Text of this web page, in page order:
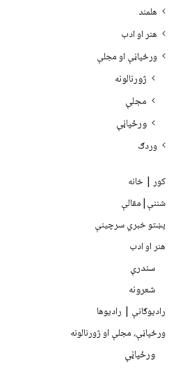
هلمند
هنر او ادب
ورځپاڼې او مجلې
ژورنالونه
مجلې
ورځپاڼې
وردګ
کور | خانه
شننې|مقالې
پښتو خبري سرچينې
هنر او ادب
سندرې
شعرونه
رادیوګانې | رادیوها
ورځپاڼې، مجلې او ژورنالونه
ورځپاڼې